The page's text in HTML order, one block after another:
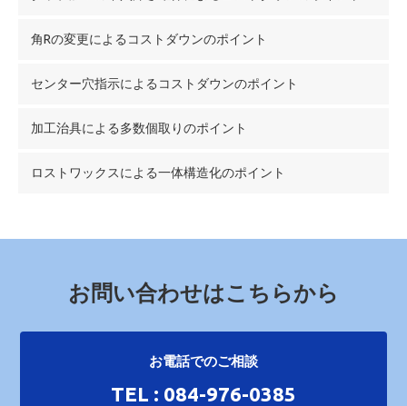
角Rの変更によるコストダウンのポイント
センター穴指示によるコストダウンのポイント
加工治具による多数個取りのポイント
ロストワックスによる一体構造化のポイント
お問い合わせはこちらから
お電話でのご相談
TEL : 084-976-0385